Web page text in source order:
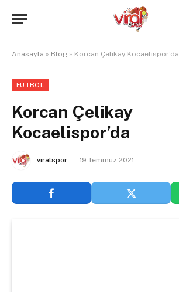
Anasayfa » Blog » Korcan Çelikay Kocaelispor’da
FUTBOL
Korcan Çelikay
Kocaelispor’da
viralspor 19 Temmuz 2021